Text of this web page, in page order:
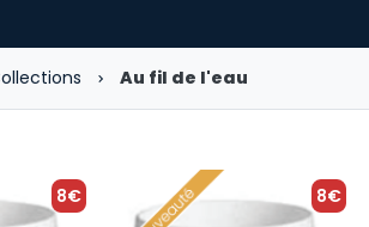
Au fil de l'eau
8€ 8€